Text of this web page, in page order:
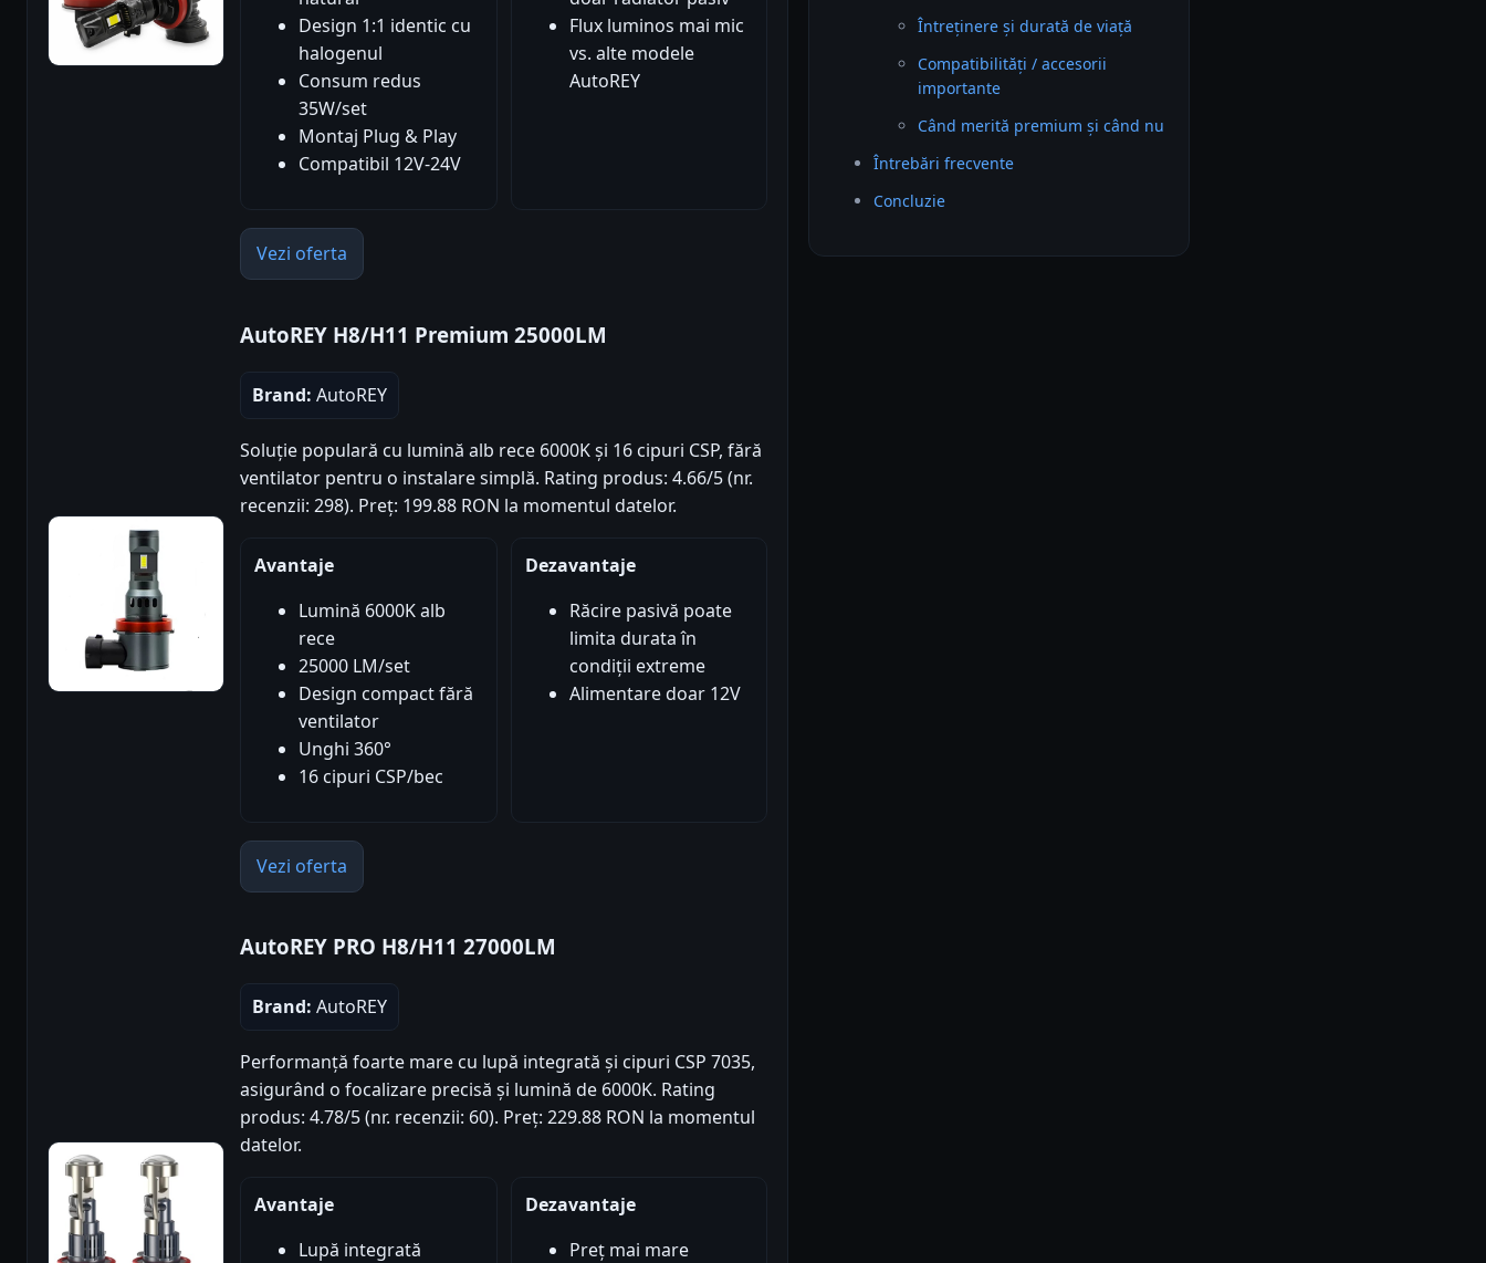
Design 1:1 identic cu
halogenul
Consum redus
35W/set
Montaj Plug & Play
Compatibil 12V-24V
Flux luminos mai mic
vs. alte modele
AutoREY
Vezi oferta
AutoREY H8/H11 Premium 25000LM
Brand: AutoREY
Soluție populară cu lumină alb rece 6000K și 16 cipuri CSP, fără
ventilator pentru o instalare simplă. Rating produs: 4.66/5 (nr.
recenzii: 298). Preț: 199.88 RON la momentul datelor.
Avantaje
Lumină 6000K alb
rece
25000 LM/set
Design compact fără
ventilator
Unghi 360°
16 cipuri CSP/bec
Dezavantaje
Răcire pasivă poate
limita durata în
condiții extreme
Alimentare doar 12V
Vezi oferta
AutoREY PRO H8/H11 27000LM
Brand: AutoREY
Performanță foarte mare cu lupă integrată și cipuri CSP 7035,
asigurând o focalizare precisă și lumină de 6000K. Rating
produs: 4.78/5 (nr. recenzii: 60). Preț: 229.88 RON la momentul
datelor.
Avantaje
Lupă integrată
Dezavantaje
Preț mai mare
Întreținere și durată de viață
Compatibilități / accesorii
importante
Când merită premium și când nu
Întrebări frecvente
Concluzie